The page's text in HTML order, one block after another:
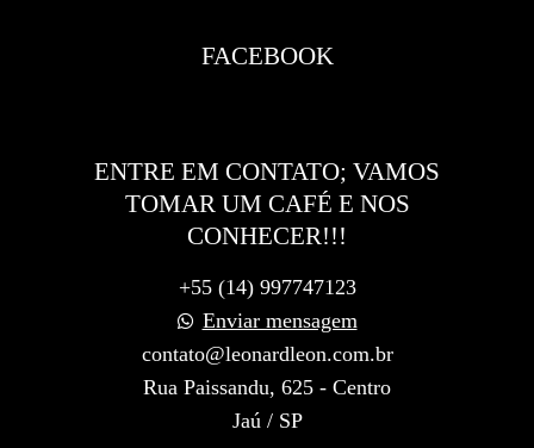
FACEBOOK
ENTRE EM CONTATO; VAMOS
TOMAR UM CAFÉ E NOS
CONHECER!!!
+55 (14) 997747123
Enviar mensagem
contato@leonardleon.com.br
Rua Paissandu, 625 - Centro
Jaú / SP